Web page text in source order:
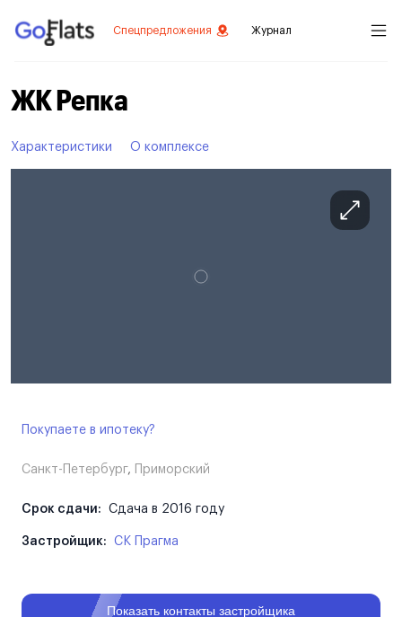
Спецпредложения Журнал
ЖК Репка
Характеристики О комплексе
Покупаете в ипотеку?
Санкт-Петербург, Приморский
Срок сдачи: Сдача в 2016 году
Застройщик: СК Прагма
Показать контакты застройщика